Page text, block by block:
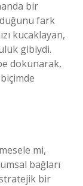
bir
fark
kucaklayan,
gibiydi.
dokunarak,
mi,
bağları
bir